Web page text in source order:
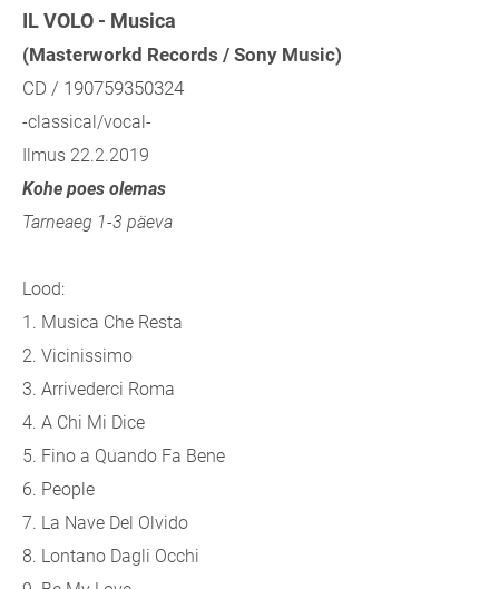
IL VOLO - Musica
(Masterworkd Records / Sony Music)
CD / 190759350324
-classical/vocal-
Ilmus 22.2.2019
Kohe poes olemas
Tarneaeg 1-3 päeva
Lood:
1. Musica Che Resta
2. Vicinissimo
3. Arrivederci Roma
4. A Chi Mi Dice
5. Fino a Quando Fa Bene
6. People
7. La Nave Del Olvido
8. Lontano Dagli Occhi